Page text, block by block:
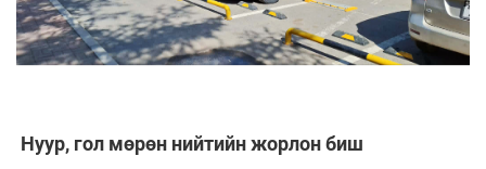
Нуур, гол мөрөн нийтийн жорлон биш